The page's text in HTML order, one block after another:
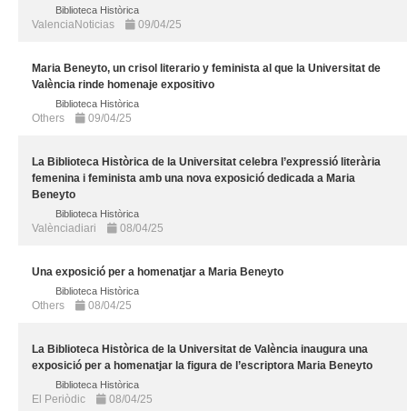
Biblioteca Històrica
ValenciaNoticias 09/04/25
Maria Beneyto, un crisol literario y feminista al que la Universitat de
València rinde homenaje expositivo
Biblioteca Històrica
Others 09/04/25
La Biblioteca Històrica de la Universitat celebra l’expressió literària
femenina i feminista amb una nova exposició dedicada a Maria
Beneyto
Biblioteca Històrica
Valènciadiari 08/04/25
Una exposició per a homenatjar a Maria Beneyto
Biblioteca Històrica
Others 08/04/25
La Biblioteca Històrica de la Universitat de València inaugura una
exposició per a homenatjar la figura de l’escriptora Maria Beneyto
Biblioteca Històrica
El Periòdic 08/04/25